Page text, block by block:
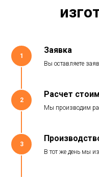
1
Заявка
Вы оставляете
2
Расчет
Мы производим
3
В тот же день мы